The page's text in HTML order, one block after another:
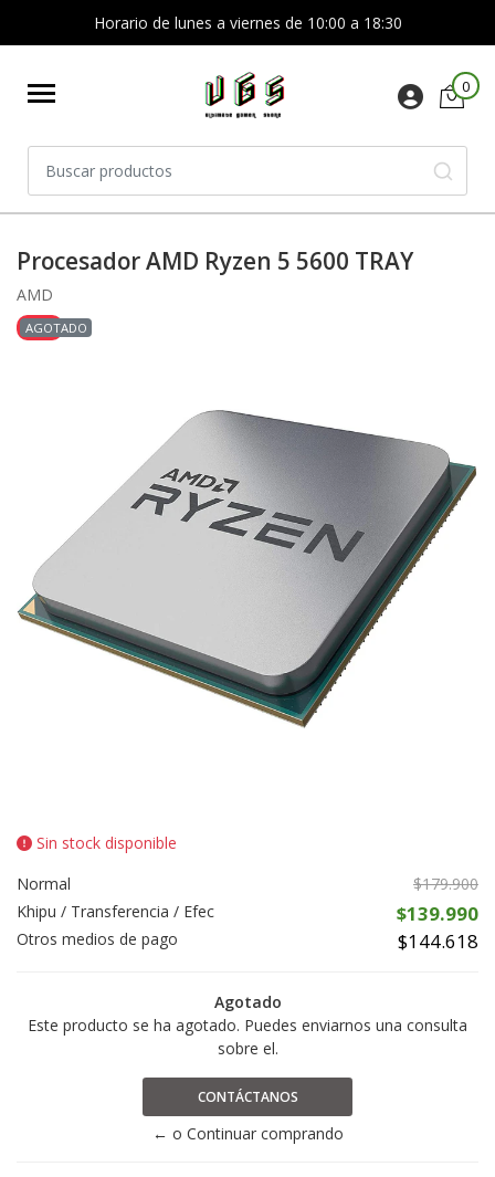
Horario de lunes a viernes de 10:00 a 18:30
0
Procesador AMD Ryzen 5 5600 TRAY
AMD
AGOTADO
-20%
Sin stock disponible
Normal
$179.900
Khipu / Transferencia / Efec
$139.990
Otros medios de pago $144.618
Agotado
Este producto se ha agotado. Puedes enviarnos una consulta
sobre el.
CONTÁCTANOS
← o Continuar comprando